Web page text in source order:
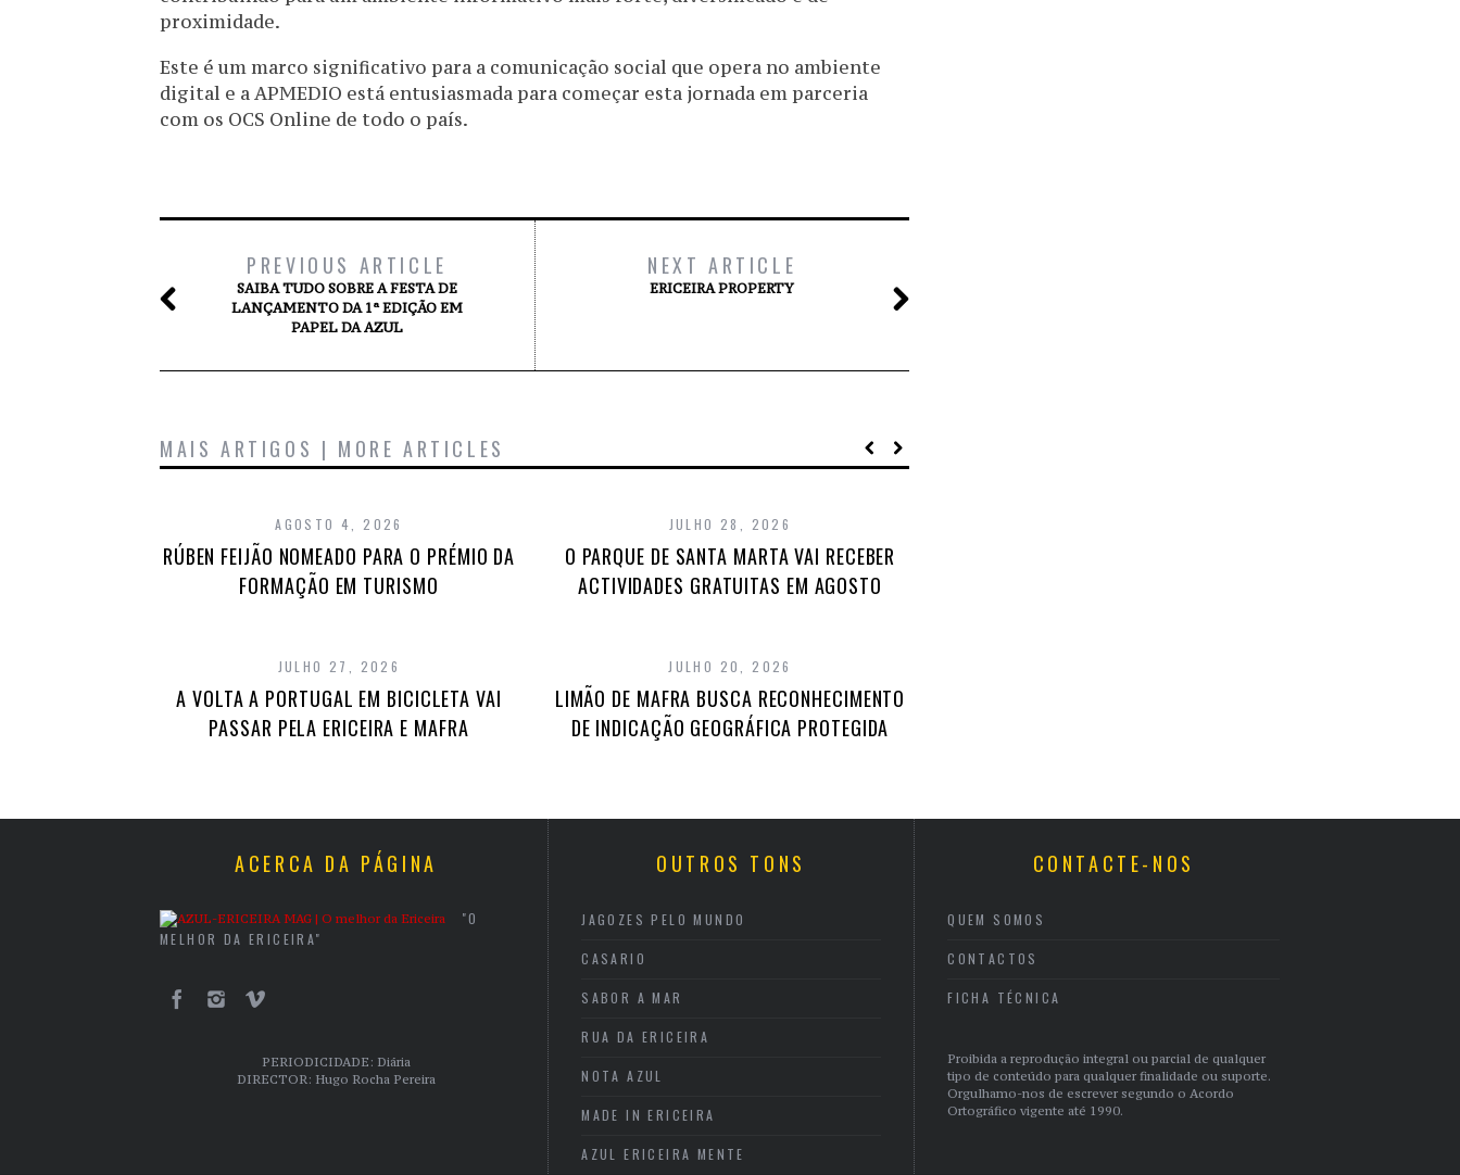
proximidade.
Este é um marco significativo para a comunicação social que opera no ambiente
digital e a APMEDIO está entusiasmada para começar esta jornada em parceria
com os OCS Online de todo o país.
PREVIOUS ARTICLE
SAIBA TUDO SOBRE A FESTA DE
LANÇAMENTO DA 1ª EDIÇÃO EM
PAPEL DA AZUL
NEXT ARTICLE
ERICEIRA PROPERTY
MAIS ARTIGOS | MORE ARTICLES
AGOSTO 4, 2026
RÚBEN FEIJÃO NOMEADO PARA O PRÉMIO DA
FORMAÇÃO EM TURISMO
JULHO 28, 2026
O PARQUE DE SANTA MARTA VAI RECEBER
ACTIVIDADES GRATUITAS EM AGOSTO
JULHO 27, 2026
A VOLTA A PORTUGAL EM BICICLETA VAI
PASSAR PELA ERICEIRA E MAFRA
JULHO 20, 2026
LIMÃO DE MAFRA BUSCA RECONHECIMENTO
DE INDICAÇÃO GEOGRÁFICA PROTEGIDA
ACERCA DA PÁGINA
"O
MELHOR DA ERICEIRA"
PERIODICIDADE: Diária
DIRECTOR: Hugo Rocha Pereira
OUTROS TONS
JAGOZES PELO MUNDO
CASARIO
SABOR A MAR
RUA DA ERICEIRA
NOTA AZUL
MADE IN ERICEIRA
AZUL ERICEIRA MENTE
CONTACTE-NOS
QUEM SOMOS
CONTACTOS
FICHA TÉCNICA
Proibida a reprodução integral ou parcial de qualquer
tipo de conteúdo para qualquer finalidade ou suporte.
Orgulhamo-nos de escrever segundo o Acordo
Ortográfico vigente até 1990.